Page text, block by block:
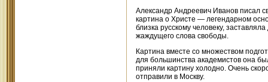
Александр Андреевич Иванов писал
картина о Христе — легендарном
близка русскому человеку,
жаждущего слова свободы.
Картина вместе со множеством
для большинства академистов она
приняли картину холодно. Очень
отправили в Москву.